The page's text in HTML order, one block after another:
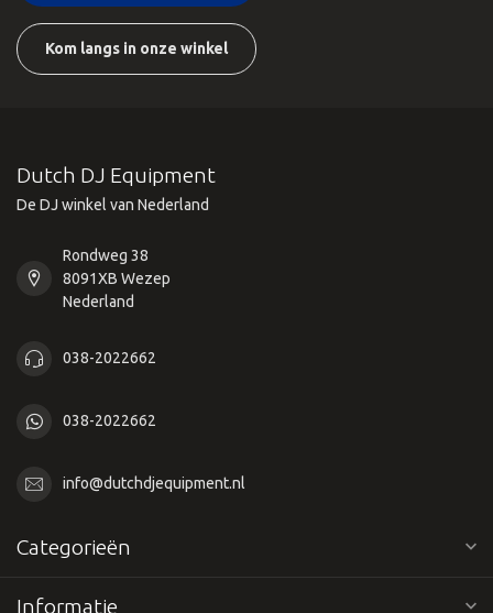
Kom langs in onze winkel
Dutch DJ Equipment
De DJ winkel van Nederland
Rondweg 38
8091XB Wezep
Nederland
038-2022662
038-2022662
info@dutchdjequipment.nl
Categorieën
Informatie